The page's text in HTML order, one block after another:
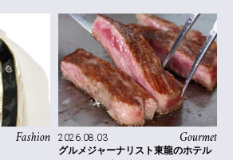
Fashion Gourmet
2026.08.03
グルメジャーナリスト東龍のホテル